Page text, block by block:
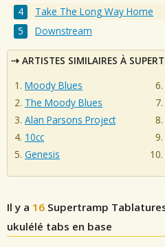
Take The Long Way Home
Downstream
ARTISTES SIMILAIRES À
Moody Blues
The Moody Blues
Alan Parsons Project
10cc
Genesis
Il y a 16 Supertramp
ukulélé tabs en base